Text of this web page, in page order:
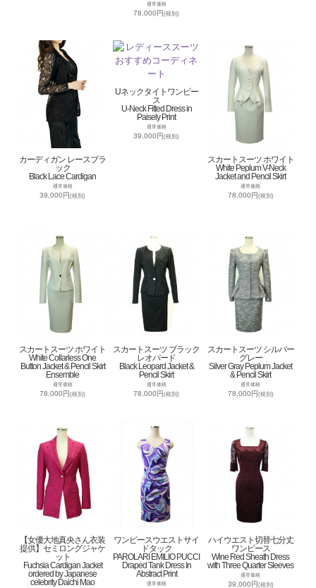
通常価格
78,000円(税別)
カーディガン レースブラ
ック
Black Lace Cardigan
通常価格
39,000円(税別)
Uネックタイトワンピー
ス
U-Neck Fitted Dress in
Paisely Print
通常価格
39,000円(税別)
スカートスーツ ホワイト
White Peplum V-Neck
Jacket and Pencil Skirt
通常価格
78,000円(税別)
スカートスーツ ホワイト
White Collarless One
Button Jacket & Pencil Skirt
Ensemble
通常価格
78,000円(税別)
スカートスーツ ブラック
レオパード
Black Leopard Jacket &
Pencil Skirt
通常価格
78,000円(税別)
スカートスーツ シルバー
グレー
Silver Gray Peplum Jacket
& Pencil Skirt
通常価格
78,000円(税別)
【女優大地真央さん衣装
提供】セミロングジャケ
ット
Fuchsia Cardigan Jacket
ordered by Japanese
celebrity Daichi Mao
ワンピースウエストサイ
ドタック
PAROLARI EMILIO PUCCI
Draped Tank Dress In
Abstract Print
通常価格
ハイウエスト切替七分丈
ワンピース
Wine Red Sheath Dress
with Three Quarter Sleeves
通常価格
39,000円(税別)